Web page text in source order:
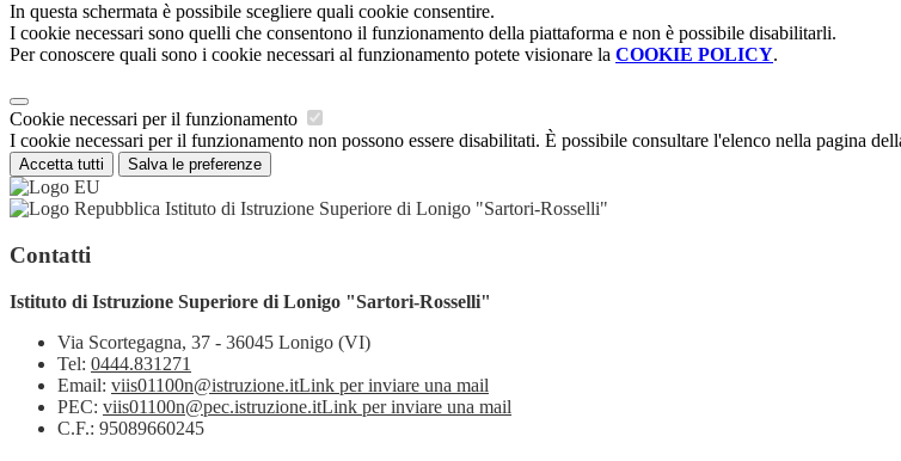
In questa schermata è possibile scegliere quali cookie consentire.
I cookie necessari sono quelli che consentono il funzionamento della piattaforma e non è possibile disabilitarli.
Per conoscere quali sono i cookie necessari al funzionamento potete visionare la COOKIE POLICY.
Cookie necessari per il funzionamento
I cookie necessari per il funzionamento non possono essere disabilitati. È possibile consultare l'elenco nella pagina
Accetta tutti Salva le preferenze
Istituto di Istruzione Superiore di Lonigo "Sartori-Rosselli"
Contatti
Istituto di Istruzione Superiore di Lonigo "Sartori-Rosselli"
Via Scortegagna, 37 - 36045 Lonigo (VI)
Tel: 0444.831271
Email: viis01100n@istruzione.itLink per inviare una mail
PEC: viis01100n@pec.istruzione.itLink per inviare una mail
C.F.: 95089660245